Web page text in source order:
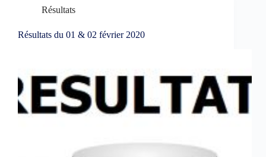
Résultats
Résultats du 01 & 02 février 2020